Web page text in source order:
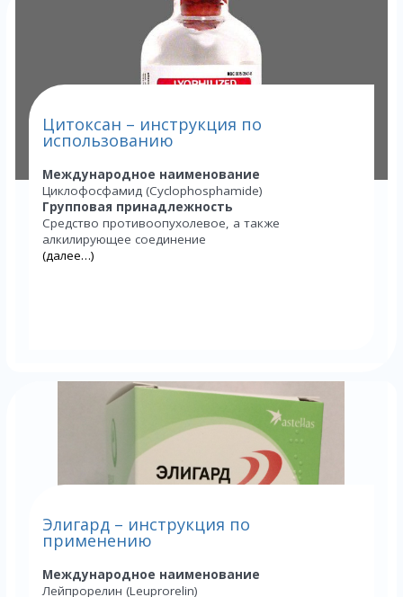
Цитоксан – инструкция по
использованию
Международное наименование
Циклофосфамид (Cyclophosphamide)
Групповая принадлежность
Средство противоопухолевое, а также
алкилирующее соединение
(далее…)
Элигард – инструкция по
применению
Международное наименование
Лейпрорелин (Leuprorelin)